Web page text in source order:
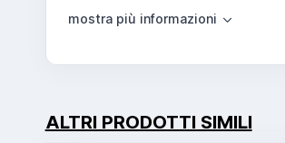
ALTRI PRODOTTI SIMILI